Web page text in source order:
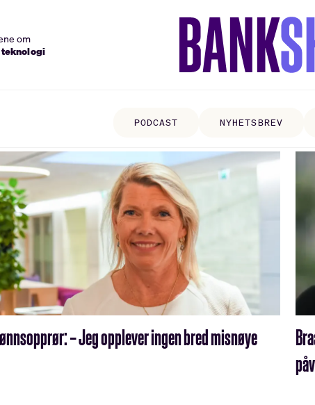
om
PODCAST NYHETSBREV
– Jeg opplever ingen bred misnøye